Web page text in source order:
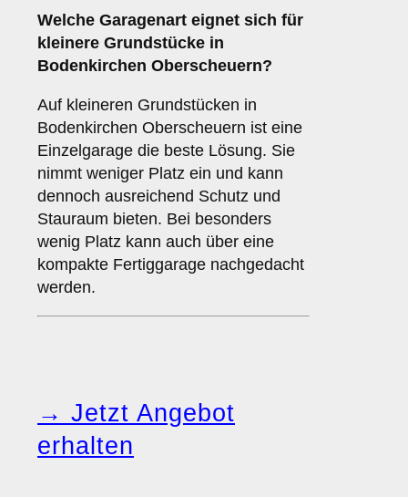
Welche Garagenart eignet sich für
kleinere Grundstücke in
Bodenkirchen Oberscheuern?
Auf kleineren Grundstücken in
Bodenkirchen Oberscheuern ist eine
Einzelgarage die beste Lösung. Sie
nimmt weniger Platz ein und kann
dennoch ausreichend Schutz und
Stauraum bieten. Bei besonders
wenig Platz kann auch über eine
kompakte Fertiggarage nachgedacht
werden.
→ Jetzt Angebot
erhalten